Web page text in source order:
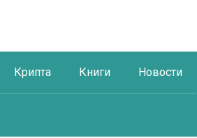
Крипта Книги Новости